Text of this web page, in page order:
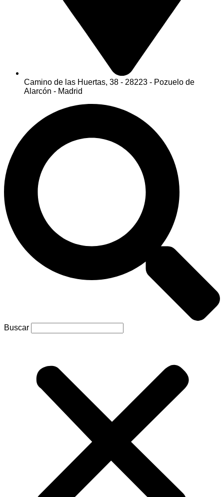
Camino de las Huertas, 38 - 28223 - Pozuelo de
Alarcón - Madrid
Buscar